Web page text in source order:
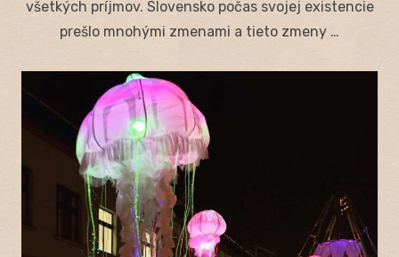
všetkých príjmov. Slovensko počas svojej existencie
prešlo mnohými zmenami a tieto zmeny …